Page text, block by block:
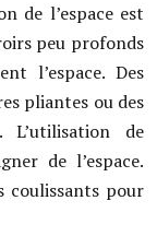
de l’espace est
peu profonds
l’espace. Des
pliantes ou des
L’utilisation de
de l’espace.
coulissants pour